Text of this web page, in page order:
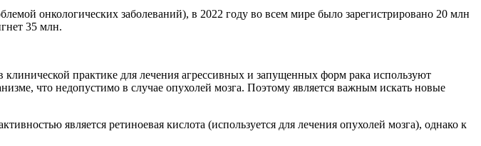
онкологических заболеваний), в 2022 году во всем мире было зарегистрировано 20 млн
35 млн.
практике для лечения агрессивных и запущенных форм рака используют
что недопустимо в случае опухолей мозга. Поэтому является важным искать новые
является ретиноевая кислота (используется для лечения опухолей мозга), однако к